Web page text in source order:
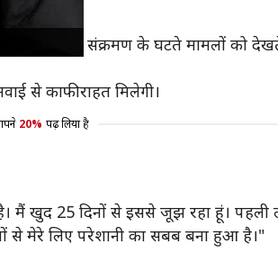
हुई थी।
सिंह ने उनसे संक्रमण के घटते मामलों को
से काफी राहत मिलेगी।
20% पढ़ लिया है
मैं खुद 25 दिनों से इससे जूझ रहा हूं।
से मेरे लिए परेशानी का सबब बना हुआ है।"